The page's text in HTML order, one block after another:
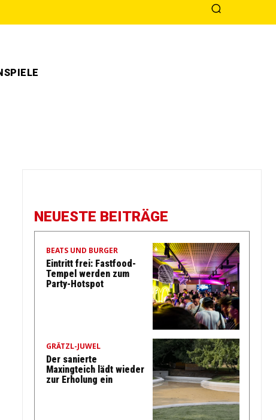
NEUESTE BEITRÄGE
BEATS UND BURGER
Eintritt frei: Fastfood-
Tempel werden zum
Party-Hotspot
GRÄTZL-JUWEL
Der sanierte
Maxingteich lädt wieder
zur Erholung ein